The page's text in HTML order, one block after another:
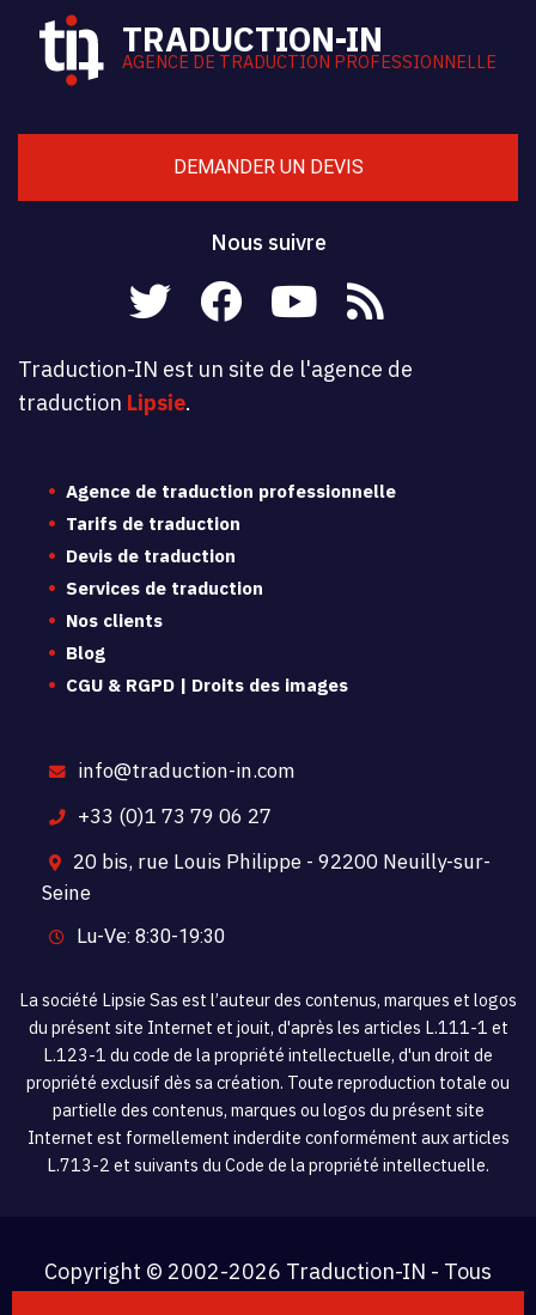
TRADUCTION-IN
AGENCE DE TRADUCTION PROFESSIONNELLE
DEMANDER UN DEVIS
Nous suivre
Traduction-IN est un site de l'agence de
traduction Lipsie.
Agence de traduction professionnelle
Tarifs de traduction
Devis de traduction
Services de traduction
Nos clients
Blog
CGU & RGPD | Droits des images
info@traduction-in.com
+33 (0)1 73 79 06 27
20 bis, rue Louis Philippe - 92200 Neuilly-sur-
Seine
Lu-Ve: 8:30-19:30
La société Lipsie Sas est l’auteur des contenus, marques et logos
du présent site Internet et jouit, d'après les articles L.111-1 et
L.123-1 du code de la propriété intellectuelle, d'un droit de
propriété exclusif dès sa création. Toute reproduction totale ou
partielle des contenus, marques ou logos du présent site
Internet est formellement inderdite conformément aux articles
L.713-2 et suivants du Code de la propriété intellectuelle.
Copyright © 2002-2026 Traduction-IN - Tous